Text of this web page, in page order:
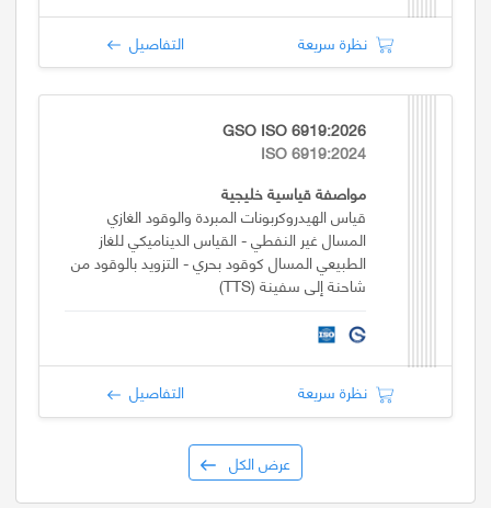
نظرة سريعة التفاصيل
GSO ISO 6919:2026
ISO 6919:2024
مواصفة قياسية خليجية
قياس الهيدروكربونات المبردة والوقود الغازي
المسال غير النفطي - القياس الديناميكي للغاز
الطبيعي المسال كوقود بحري - التزويد بالوقود من
شاحنة إلى سفينة (TTS)
نظرة سريعة التفاصيل
عرض الكل